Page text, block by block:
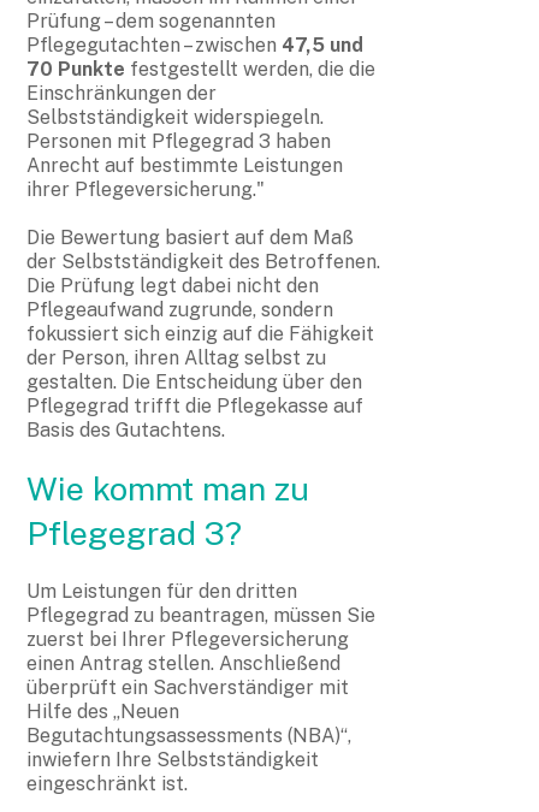
Prüfung – dem sogenannten
Pflegegutachten – zwischen 47,5 und
70 Punkte festgestellt werden, die die
Einschränkungen der
Selbstständigkeit widerspiegeln.
Personen mit Pflegegrad 3 haben
Anrecht auf bestimmte Leistungen
ihrer Pflegeversicherung."
Die Bewertung basiert auf dem Maß
der Selbstständigkeit des Betroffenen.
Die Prüfung legt dabei nicht den
Pflegeaufwand zugrunde, sondern
fokussiert sich einzig auf die Fähigkeit
der Person, ihren Alltag selbst zu
gestalten. Die Entscheidung über den
Pflegegrad trifft die Pflegekasse auf
Basis des Gutachtens.
Wie kommt man zu
Pflegegrad 3?
Um Leistungen für den dritten
Pflegegrad zu beantragen, müssen Sie
zuerst bei Ihrer Pflegeversicherung
einen Antrag stellen. Anschließend
überprüft ein Sachverständiger mit
Hilfe des „Neuen
Begutachtungsassessments (NBA)“,
inwiefern Ihre Selbstständigkeit
eingeschränkt ist.